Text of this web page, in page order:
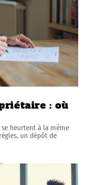
: où
heurtent à la même
un dépôt de